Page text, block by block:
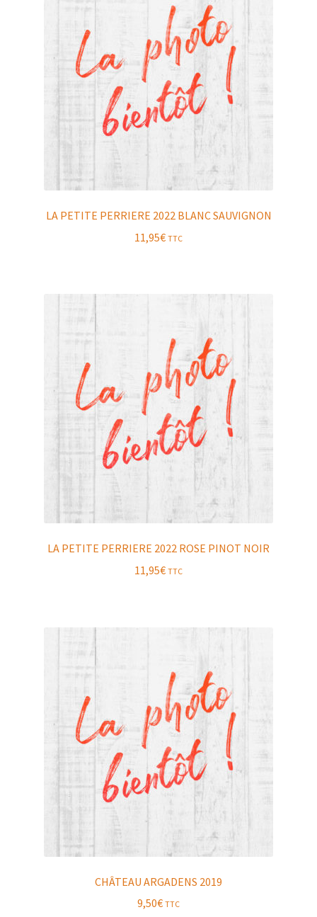
LA PETITE PERRIERE 2022 BLANC SAUVIGNON
11,95€ TTC
LA PETITE PERRIERE 2022 ROSE PINOT NOIR
11,95€ TTC
CHÂTEAU ARGADENS 2019
9,50€ TTC